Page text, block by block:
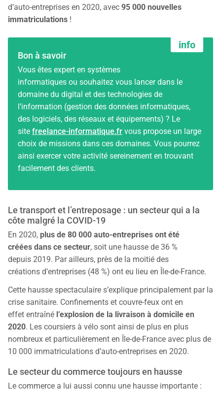
d’auto-entreprises en 2020, avec 95 000 nouvelles
immatriculations !
Bon à savoir
Vous êtes expert en systèmes
informatiques ou souhaitez vous lancer dans le
domaine du digital et des technologies de
l’information (gestion des données informatiques,
des logiciels, des réseaux et équipements) ? Le
site freelance-informatique.fr vous propose un large
choix de missions dans ces domaines. Vous pourrez
ainsi exercer votre activité sereinement en trouvant
facilement des clients.
Le transport et l’entreposage : un secteur qui a la
côte malgré la COVID-19
En 2020, plus de 80 000 auto-entreprises ont été
créées dans ce secteur, soit une hausse de 36 %
depuis 2019. Par ailleurs, près de la moitié des
créations d’entreprises (48 %) ont eu lieu en Île-de-France.
Cette hausse spectaculaire s’explique principalement par la
crise sanitaire. Confinements et couvre-feux ont en
effet entraîné l’explosion de la livraison à domicile en
2020. Les coursiers à vélo sont ainsi de plus en plus
nombreux et particulièrement en Île-de-France avec plus de
10 000 immatriculations d’auto-entreprises en 2020.
Le secteur du commerce toujours en hausse
Le commerce a lui aussi connu une hausse importante :